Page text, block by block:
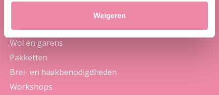
Weigeren
Categorieën
Wol en garens
Pakketten
Brei- en haakbenodigdheden
Workshops